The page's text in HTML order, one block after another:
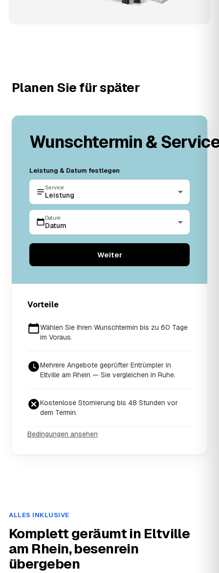
Planen Sie für später
Wunschtermin &
Leistung & Datum festlegen
Service
Leistung
Datum
Datum
Weiter
Vorteile
Wählen Sie Ihren Wunschtermin bis zu 60 Tage
im Voraus.
Mehrere Angebote geprüfter Entrümpler in
Eltville am Rhein — Sie vergleichen in Ruhe.
Kostenlose Stornierung bis 48 Stunden vor
dem Termin.
Bedingungen ansehen
ALLES INKLUSIVE
Komplett geräumt in Eltville
am Rhein, besenrein
übergeben